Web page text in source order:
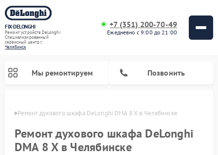
FIX-DELONGHI
Ремонт устройств DeLonghi
Специализированный
cервисный центр г.
Челябинск
+7 (351) 200-70-49
Ежедневно с 9:00 до 21:00
Мы ремонтируем Позвонить
Ремонт духового шкафа DeLonghi DMA 8 X в Челябинске
Ремонт духового шкафа DeLonghi
DMA 8 X в Челябинске